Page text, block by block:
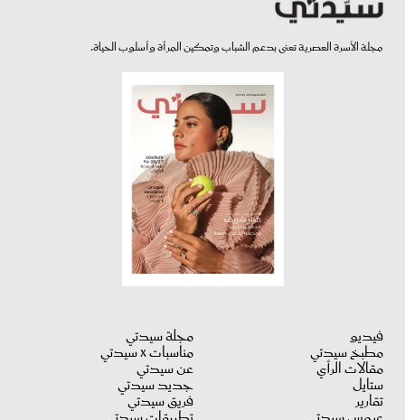
مجلة الأسرة العصرية تعنى بدعم الشباب وتمكين المرأة وأسلوب الحياة.
فيديو
مطبخ سيدتي
مقالات الرأي
ستايل
تقارير
مجلة سيدتي
مناسبات X سيدتي
عن سيدتي
جديد سيدتي
فريق سيدتي